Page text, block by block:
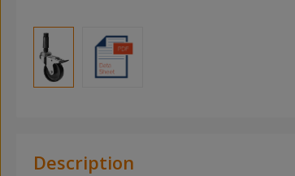
Description